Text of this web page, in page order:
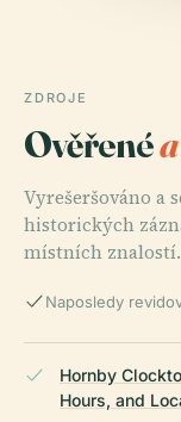
ZDROJE
Ověřené
Vyrešeršováno a
historických
místních znalostí.
Naposledy
Hornby
Hours, and